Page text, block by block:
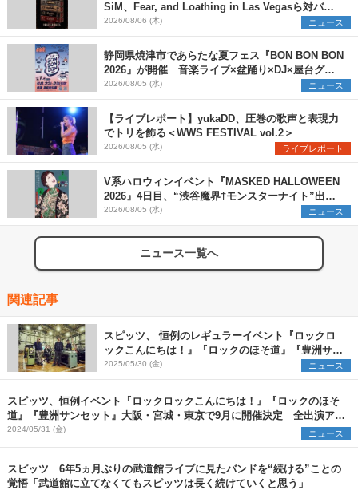
SiM、Fear, and Loathing in Las Vegasら対バン
アーティストを一斉解禁
2026/08/06 (木) ニュース
静岡県焼津市であらたな夏フェス『BON BON BON
2026』が開催 音楽ライブ×盆踊り×DJ×屋台グル
メ×ランタンナイトで彩る2日間
2026/08/05 (水) ニュース
【ライブレポート】yukaDD、圧巻の歌声と表現力
でトリを飾る＜WWS FESTIVAL vol.2＞
2026/08/05 (水) ライブレポート
V系ハロウィンイベント『MASKED HALLOWEEN
2026』4日目、“渋谷魔界†モンスターナイト”出演6
組を発表
2026/08/05 (水) ニュース
ニュース一覧へ
関連記事
スピッツ、 恒例のレギュラーイベント『ロックロ
ックこんにちは！』『ロックのほそ道』『豊洲サン
セット』9月に開催決定
2025/05/30 (金) ニュース
スピッツ、恒例イベント『ロックロックこんにちは！』『ロックのほそ
道』『豊洲サンセット』大阪・宮城・東京で9月に開催決定 全出演アー
ティストを発表
2024/05/31 (金) ニュース
スピッツ 6年5ヵ月ぶりの武道館ライブに見たバンドを“続ける”ことの
覚悟「武道館に立てなくてもスピッツは長く続けていくと思う」